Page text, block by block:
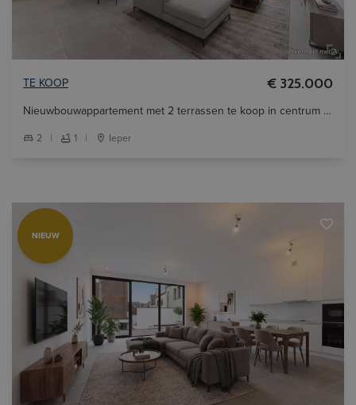
TE KOOP € 325.000
Nieuwbouwappartement met 2 terrassen te koop in centrum Ieper.
2 | 1 | Ieper
NIEUW